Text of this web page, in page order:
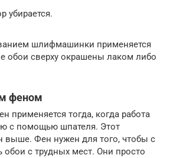
убирается.
шлифмашинки применяется
обои сверху окрашены лаком либо
феном
тогда, когда работа
с помощью шпателя. Этот
выше. Фен нужен для того, чтобы с
обои с трудных мест. Они просто